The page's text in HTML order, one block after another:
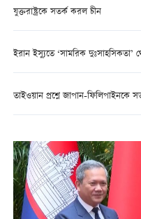
যুক্তরাষ্ট্রকে সতর্ক করল চীন
ইরান ইস্যুতে ‘সামরিক দুঃসাহসিকতা’
তাইওয়ান প্রশ্নে জাপান-ফিলিপাইনকে